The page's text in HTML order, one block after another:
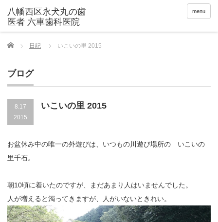
menu
Home 日記 いこいの里 2015
ブログ
8.17
2015
いこいの里 2015
お盆休み中の唯一の外遊びは、いつもの川遊び場所の いこいの
里千石。
朝10頃に着いたのですが、まだあまり人はいませんでした。
人が増えると濁ってきますが、人がいないときれい。